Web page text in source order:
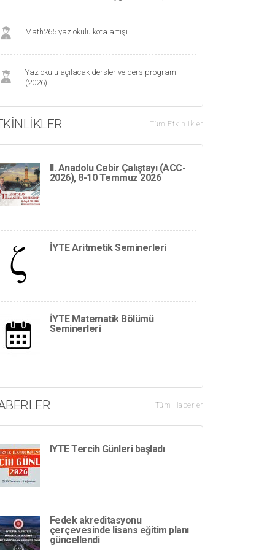
Math265 yaz okulu kota artışı
Yaz okulu açılacak dersler ve ders programı
(2026)
Tüm Etkinlikler
II. Anadolu Cebir Çalıştayı (ACC-
2026), 8-10 Temmuz 2026
İYTE Aritmetik Seminerleri
İYTE Matematik Bölümü
Seminerleri
Tüm Haberler
IYTE Tercih Günleri başladı
Fedek akreditasyonu
çerçevesinde lisans eğitim planı
güncellendi